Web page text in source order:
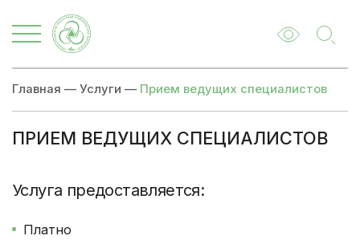
Главная — Услуги — Прием ведущих специалистов
ПРИЕМ ВЕДУЩИХ СПЕЦИАЛИСТОВ
Цены Записаться
Услуга предоставляется:
Платно